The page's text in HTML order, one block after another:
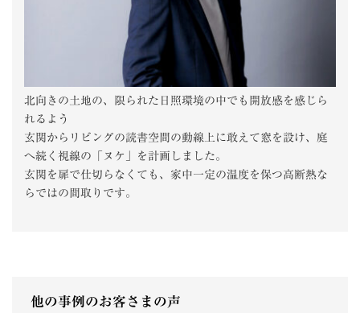
北向きの土地の、限られた日照環境の中でも開放感を感じら
れるよう
玄関からリビングの読書空間の動線上に敢えて窓を設け、庭
へ続く視線の「ヌケ」を計画しました。
玄関を扉で仕切らなくても、家中一定の温度を保つ高断熱な
らではの間取りです。
他の事例のお客さまの声